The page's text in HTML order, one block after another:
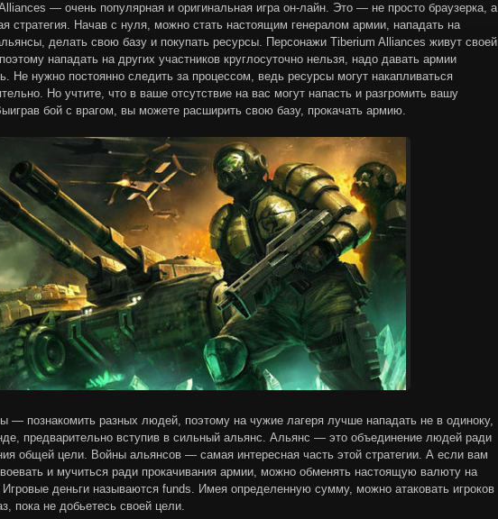
— очень популярная и оригинальная игра он-лайн. Это — не просто браузерка, а
стратегия. Начав с нуля, можно стать настоящим генералом армии, нападать на
делать свою базу и покупать ресурсы. Персонажи Tiberium Alliances живут своей
нападать на других участников круглосуточно нельзя, надо давать армии
Не нужно постоянно следить за процессом, ведь ресурсы могут накапливаться
Но учтите, что в ваше отсутствие на вас могут напасть и разгромить вашу
бой с врагом, вы можете расширить свою базу, прокачать армию.
— познакомить разных людей, поэтому на чужие лагеря лучше нападать не в одиноку,
предварительно вступив в сильный альянс. Альянс — это объединение людей ради
общей цели. Войны альянсов — самая интересная часть этой стратегии. А если вам
и мучиться ради прокачивания армии, можно обменять настоящую валюту на
Игровые деньги называются funds. Имея определенную сумму, можно атаковать игроков
пока не добьетесь своей цели.